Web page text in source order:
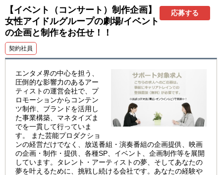
応募する
【イベント（コンサート）制作企画】
女性アイドルグループの劇場/イベント
の企画と制作をお任せ！！
契約社員
エンタメ界の中心を担う、
圧倒的な影響力のあるアー
ティストの運営会社で、プ
ロモーションからコンテン
ツ制作、ブランドを活用し
た事業構築、マネタイズま
でを一貫して行っていま
す。 また芸能プロダクショ
ンの経営だけでなく、放送番組・演奏番組の企画提供、映画
の企画・制作・提供、各種SP、イベント、企画制作等を展開
しています。タレント・アーティストの夢、そしてあなたの
夢を叶えるために、挑戦し続ける会社です。あなたの経験や